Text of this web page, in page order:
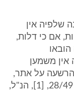
שלפיה אין
אם כי דלות,
אין משמען
הרשעה על אתר,
אלא כדברי בית-המשפט העליון ב-ע"פ 28/49, [1], הנ"ל,